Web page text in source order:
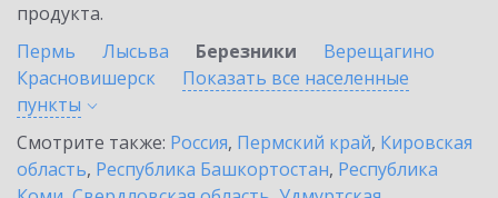
продукта.
Пермь
Лысьва Березники
Верещагино
Красновишерск
Показать все населенные
пункты
Смотрите также: Россия, Пермский край, Кировская
область, Республика Башкортостан, Республика